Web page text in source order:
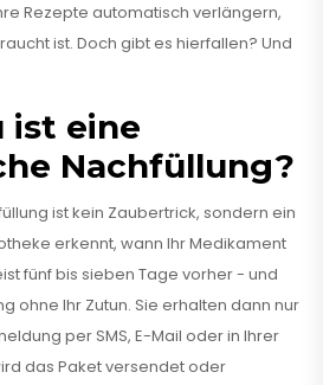
Rezepte automatisch verlängern,
ist. Doch gibt es hierfallen? Und
ist eine
Nachfüllung?
ist kein Zaubertrick, sondern ein
erkennt, wann Ihr Medikament
fünf bis sieben Tage vorher - und
ohne Ihr Zutun. Sie erhalten dann nur
per SMS, E-Mail oder in Ihrer
das Paket versendet oder